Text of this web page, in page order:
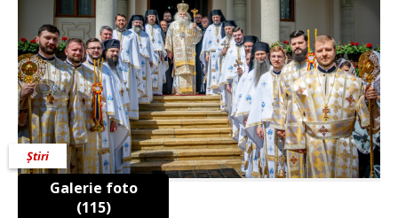
Galerie foto
(115)
Știri